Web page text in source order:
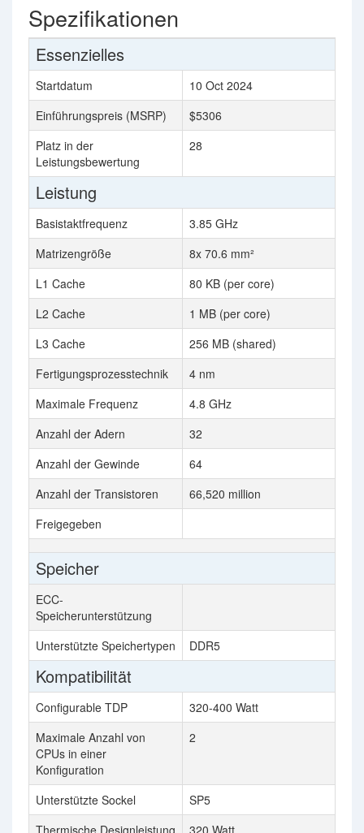
Spezifikationen
Essenzielles
Startdatum
10 Oct 2024
Einführungspreis (MSRP)
$5306
Platz in der
Leistungsbewertung
28
Leistung
Basistaktfrequenz
3.85 GHz
Matrizengröße
8x 70.6 mm²
L1 Cache
80 KB (per core)
L2 Cache
1 MB (per core)
L3 Cache
256 MB (shared)
Fertigungsprozesstechnik
4 nm
Maximale Frequenz
4.8 GHz
Anzahl der Adern
32
Anzahl der Gewinde
64
Anzahl der Transistoren
66,520 million
Freigegeben
Speicher
ECC-
Speicherunterstützung
Unterstützte Speichertypen
DDR5
Kompatibilität
Configurable TDP
320-400 Watt
Maximale Anzahl von
CPUs in einer
Konfiguration
2
Unterstützte Sockel
SP5
Thermische Designleistung
320 Watt